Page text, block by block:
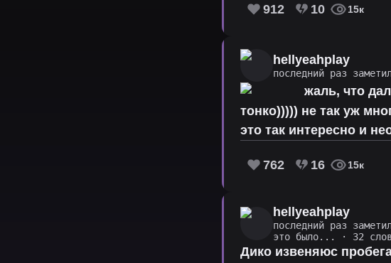
912 10 15к
hellyeahplay
последний раз
жаль, что
тонко))))) не так уж
это так интересно и
762 16 15к
hellyeahplay
последний раз
это было...
· 32 слов
Дико извеняюс